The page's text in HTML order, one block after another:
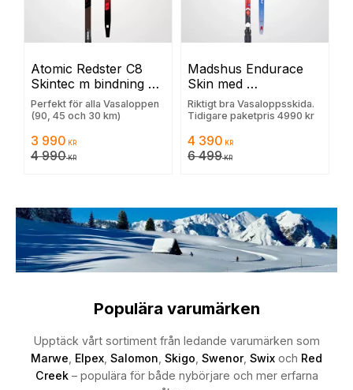
Atomic Redster C8
Skintec m bindning
och grundvallning
Perfekt för alla Vasaloppen
(90, 45 och 30 km)
3 990 KR
4 990KR
Madshus Endurace
Skin med
Movebindning och
grundvallning
Riktigt bra Vasaloppsskida.
Tidigare paketpris 4990 kr
4 390 KR
6 499KR
Populära varumärken
Upptäck vårt sortiment från ledande varumärken som
Marwe Elpex Salomon Skigo Swenor, Swix och Red
Creek– populära för både nybörjare och mer erfarna